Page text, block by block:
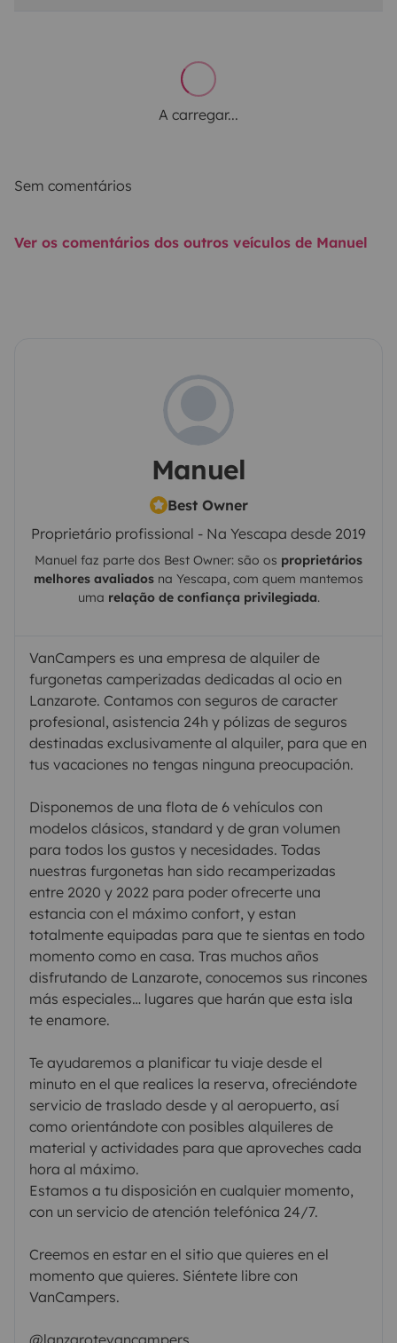
A carregar...
Sem comentários
Ver os comentários dos outros veículos de Manuel
Manuel
Best Owner
Proprietário profissional - Na Yescapa desde 2019
Manuel faz parte dos Best Owner: são os proprietários
melhores avaliados na Yescapa, com quem mantemos
uma relação de confiança privilegiada.
VanCampers es una empresa de alquiler de
furgonetas camperizadas dedicadas al ocio en
Lanzarote. Contamos con seguros de caracter
profesional, asistencia 24h y pólizas de seguros
destinadas exclusivamente al alquiler, para que en
tus vacaciones no tengas ninguna preocupación.
Disponemos de una flota de 6 vehículos con
modelos clásicos, standard y de gran volumen
para todos los gustos y necesidades. Todas
nuestras furgonetas han sido recamperizadas
entre 2020 y 2022 para poder ofrecerte una
estancia con el máximo confort, y estan
totalmente equipadas para que te sientas en todo
momento como en casa. Tras muchos años
disfrutando de Lanzarote, conocemos sus rincones
más especiales… lugares que harán que esta isla
te enamore.
Te ayudaremos a planificar tu viaje desde el
minuto en el que realices la reserva, ofreciéndote
servicio de traslado desde y al aeropuerto, así
como orientándote con posibles alquileres de
material y actividades para que aproveches cada
hora al máximo.
Estamos a tu disposición en cualquier momento,
con un servicio de atención telefónica 24/7.
Creemos en estar en el sitio que quieres en el
momento que quieres. Siéntete libre con
VanCampers.